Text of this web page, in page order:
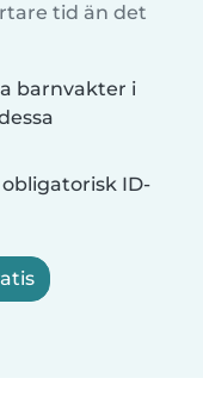
tid än det
barnvakter i
ID-